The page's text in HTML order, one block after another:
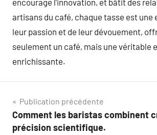
artisans du café, chaque tasse est une
leur passion et de leur dévouement,
seulement un café, mais une véritable
enrichissante.
Navigation
de
Publication précédente
Comment les baristas combinent
précision scientifique.